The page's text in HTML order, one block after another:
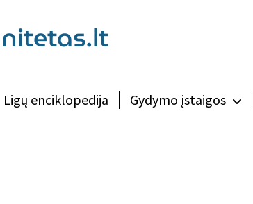
Ligų enciklopedija Gydymo įstaigos